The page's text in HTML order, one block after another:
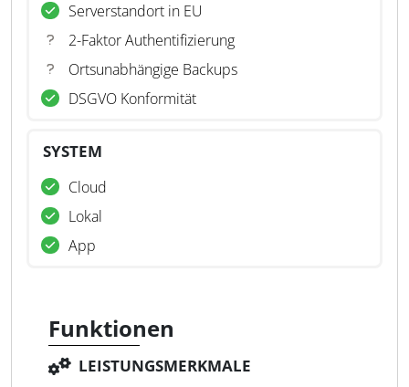
Serverstandort in EU
2-Faktor Authentifizierung
Ortsunabhängige Backups
DSGVO Konformität
SYSTEM
Cloud
Lokal
App
Funktionen
LEISTUNGSMERKMALE